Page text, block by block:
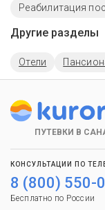
Реабилитация
Другие разделы
Отели
ПУТЕВКИ В
КОНСУЛЬТАЦИИ ПО
8 (800) 550-
Бесплатно по России